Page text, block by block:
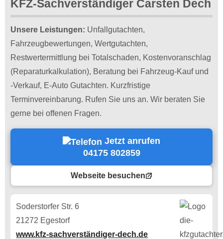
KFZ-Sachverständiger Carsten Dech
Unsere Leistungen: Unfallgutachten,
Fahrzeugbewertungen, Wertgutachten,
Restwertermittlung bei Totalschaden, Kostenvoranschlag
(Reparaturkalkulation), Beratung bei Fahrzeug-Kauf und
-Verkauf, E-Auto Gutachten. Kurzfristige
Terminvereinbarung. Rufen Sie uns an. Wir beraten Sie
gerne bei offenen Fragen.
Jetzt anrufen
04175 802859
Webseite besuchen
Soderstorfer Str. 6
21272 Egestorf
www.kfz-sachverständiger-dech.de